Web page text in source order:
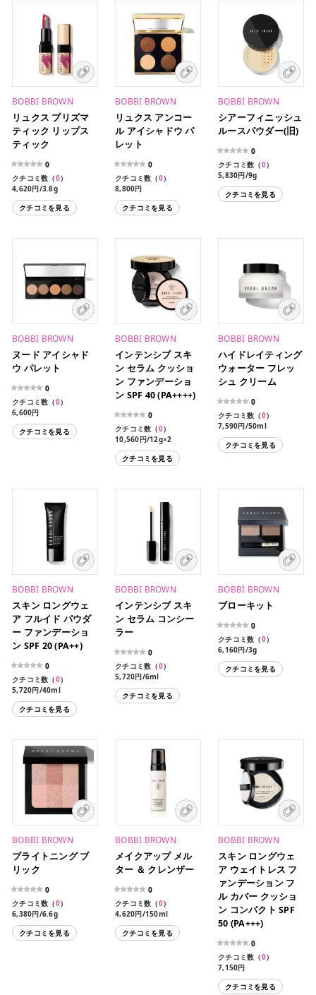
BOBBI BROWN
リュクス プリズマ
ティック リップス
ティック
0
クチコミ数（0）
4,620円/3.8g
クチコミを見る
BOBBI BROWN
リュクス アンコー
ル アイシャドウ パ
レット
0
クチコミ数（0）
8,800円
クチコミを見る
BOBBI BROWN
シアーフィニッシュ
ルースパウダー(旧)
0
クチコミ数（0）
5,830円/9g
クチコミを見る
BOBBI BROWN
ヌード アイシャド
ウ パレット
0
クチコミ数（0）
6,600円
クチコミを見る
BOBBI BROWN
インテンシブ スキ
ン セラム クッショ
ン ファンデーショ
ン SPF 40 (PA++++)
0
クチコミ数（0）
10,560円/12g×2
5,940円/12g（レフィ
ル）クチコミを見る
BOBBI BROWN
ハイドレイティング
ウォーター フレッ
シュ クリーム
0
クチコミ数（0）
7,590円/50ml
クチコミを見る
BOBBI BROWN
スキン ロングウェ
ア フルイド パウダ
ー ファンデーショ
ン SPF 20 (PA++)
0
クチコミ数（0）
5,720円/40ml
クチコミを見る
BOBBI BROWN
インテンシブ スキ
ン セラム コンシー
ラー
0
クチコミ数（0）
5,720円/6ml
クチコミを見る
BOBBI BROWN
ブローキット
0
クチコミ数（0）
6,160円/3g
クチコミを見る
BOBBI BROWN
ブライトニング ブ
リック
0
クチコミ数（0）
6,380円/6.6g
クチコミを見る
BOBBI BROWN
メイクアップ メル
ター ＆ クレンザー
0
クチコミ数（0）
4,620円/150ml
クチコミを見る
BOBBI BROWN
スキン ロングウェ
ア ウェイトレス フ
ァンデーション フ
ル カバー クッショ
ン コンパクト SPF
50 (PA+++)
0
クチコミ数（0）
7,150円
5,500円/13g（レフィ
ル・スポンジ付き）
クチコミを見る